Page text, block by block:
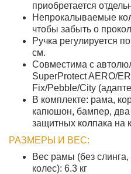
приобретается
Непрокалываемые
чтобы забыть о
Ручка регулируется
см.
Совместима с
SuperProtect AERO/
Fix/Pebble/City
В комплекте: рама,
капюшон, бампер, два
защитных колпака на
РАЗМЕРЫ И ВЕС:
Вес рамы (без
колес): 6.3 кг